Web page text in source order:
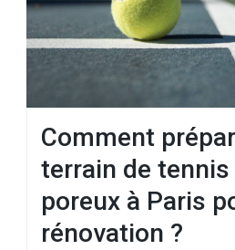
Comment
terrain de
poreux à Paris
rénovation ?